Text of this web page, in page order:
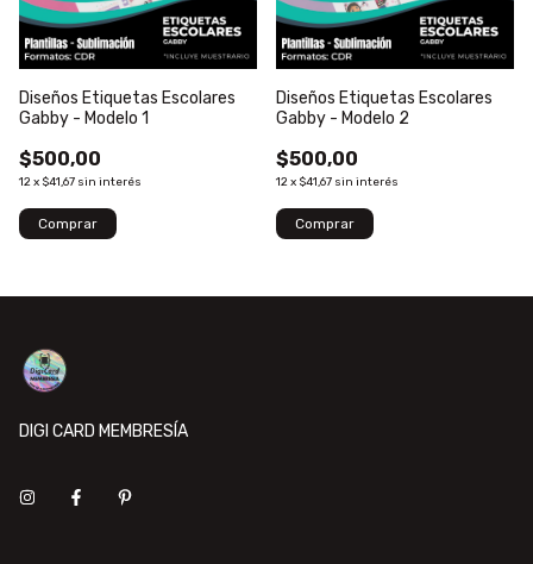
Diseños Etiquetas Escolares
Gabby - Modelo 1
$500,00
12x $41,67 sin interés
Diseños Etiquetas Escolares
Gabby - Modelo 2
$500,00
12x $41,67 sin interés
DIGI CARD MEMBRESÍA